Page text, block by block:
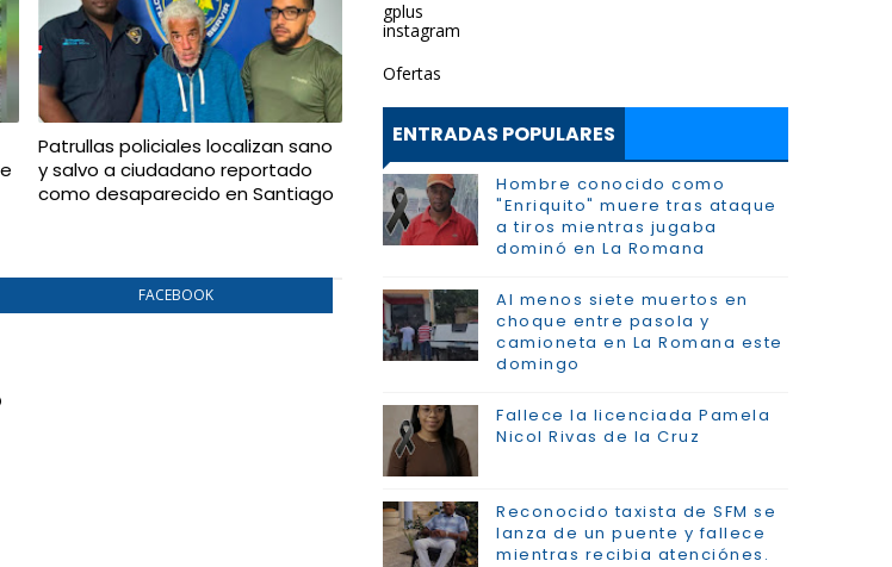
Patrullas policiales localizan sano
y salvo a ciudadano reportado
como desaparecido en Santiago
FACEBOOK
gplus
instagram
Ofertas
ENTRADAS POPULARES
Hombre conocido como
"Enriquito" muere tras ataque
a tiros mientras jugaba
dominó en La Romana
Al menos siete muertos en
choque entre pasola y
camioneta en La Romana este
domingo
Fallece la licenciada Pamela
Nicol Rivas de la Cruz
Reconocido taxista de SFM se
lanza de un puente y fallece
mientras recibia atenciónes.